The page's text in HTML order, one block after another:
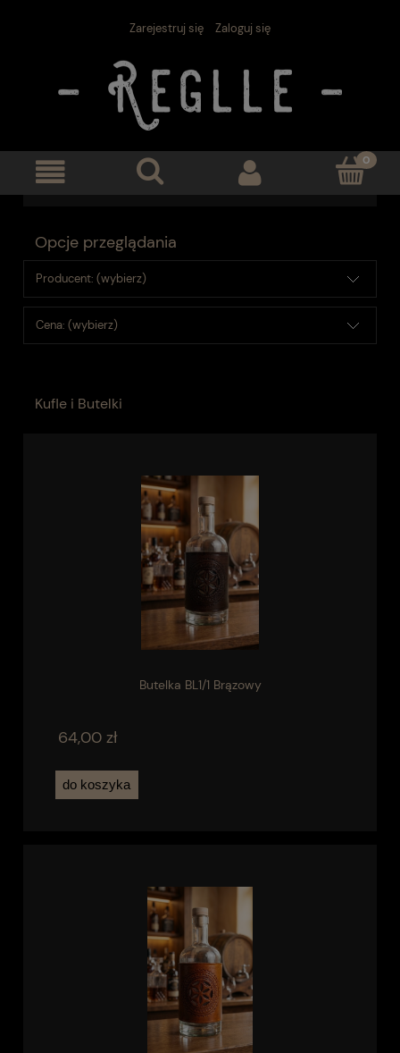
Zarejestruj się Zaloguj się
Opcje przeglądania
Producent: (wybierz)
Cena: (wybierz)
Kufle i Butelki
Butelka BL1/1 Brązowy
64,00 zł
do koszyka